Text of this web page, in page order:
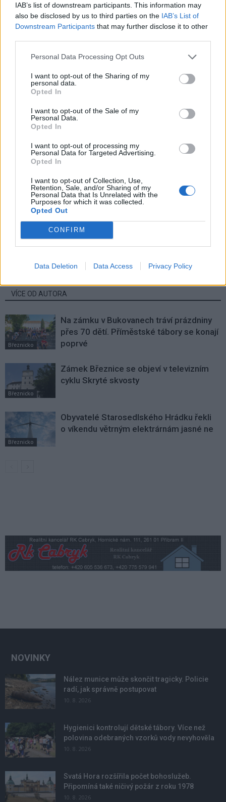
IAB’s list of downstream participants. This information may
also be disclosed by us to third parties on the IAB’s List of
Downstream Participants that may further disclose it to other
Personal Data Processing Opt Outs
I want to opt-out of the Sharing of my
personal data.
Opted In
I want to opt-out of the Sale of my
Personal Data.
Opted In
I want to opt-out of processing my
Personal Data for Targeted Advertising.
Opted In
I want to opt-out of Collection, Use,
Retention, Sale, and/or Sharing of my
Personal Data that Is Unrelated with the
Purposes for which it was collected.
Opted Out
CONFIRM
Data Deletion Data Access Privacy Policy
[UKÁZAT PREZENTACI]
Komentáře
přání Vánoce
Předchozí článek
Po Vojtaanovi dnes večer
nabídne Dům Natura Edith Piaf
Následující článek
v neděli druhý adventní koncert
VÍCE OD AUTORA
Březnicko
Na zámku v Bukovanech tráví prázdniny
přes 70 dětí. Příměstské tábory se konají
poprvé
Březnicko
Zámek Březnice se objeví v televizním
cyklu Skryté skvosty
Březnicko
Obyvatelé Starosedlského Hrádku řekli
o víkendu větrným elektrárnám jasné ne
NOVINKY
Nález munice může skončit tragicky. Policie
radí, jak správně postupovat
10. 8. 2026
Hygienici kontrolují dětské tábory. Více než
polovina odebraných vzorků vody nevyhověla
10. 8. 2026
Svatá Hora rozšířila počet bohoslužeb.
Připomíná také ničivý požár z roku 1978
10. 8. 2026